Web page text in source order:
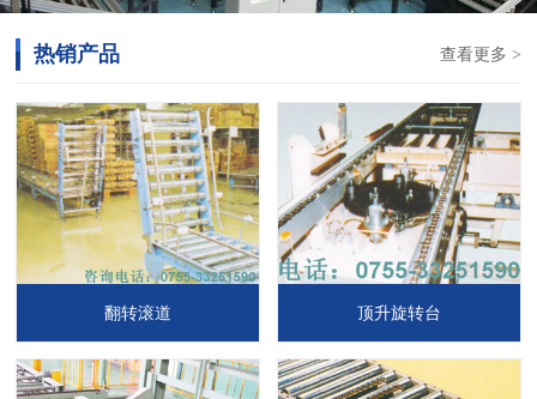
查看更多 >
热销产品
翻转滚道 顶升旋转台